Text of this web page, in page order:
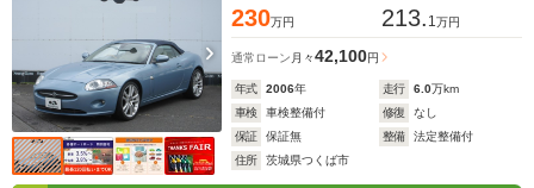
230万円 213. 1万円
通常ローン 月々42,100円
年式 2006年 走行 6.0万km
車検
車検整備付 修復
なし
保証
保証無 整備
法定整備付
住所
茨城県つくば市